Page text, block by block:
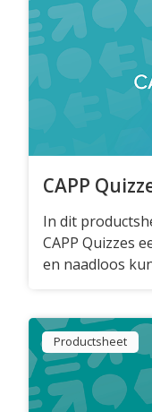
Klanten
E-
CAPP
In dit
CAPP Quizzes
en naadloos
Productsheet